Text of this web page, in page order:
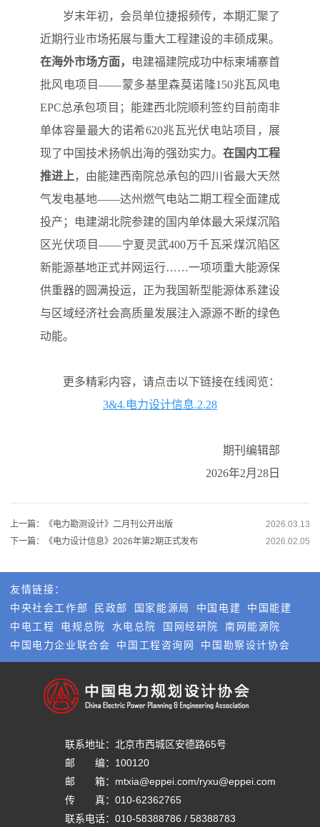
岁末年初，会员单位捷报频传，本期汇聚了
近期行业市场拓展与重大工程建设的丰硕成果。
在海外市场方面，
电建福建院成功中标柬埔寨首
批风电项目——蒙多基里森莫诺隆150兆瓦风电
EPC总承包项目；能建西北院顺利签约目前南非
单体容量最大的诺希620兆瓦光伏电站项目，展
现了中国技术扬帆出海的强劲实力。 在国内工程
推进上，由能建西南院总承包的四川省最大天然
气发电基地——达州燃气电站二期工程全面建成
投产；电建湖北院参建的国内单体最大采煤沉陷
区光伏项目——宁夏灵武400万千瓦采煤沉陷区
新能源基地正式并网运行……一项项重大能源保
供重器的圆满投运，正为我国新型能源体系建设
与区域经济社会高质量发展注入源源不断的绿色
动能。
更多精彩内容，请点击以下链接在线阅览：
3&4.电力设计信息.2.28
期刊编辑部
2026年2月28日
2026.03.13
上一篇：《电力勘测设计》二月刊公开出版
2026.02.05
下一篇：《电力设计信息》2026年第2期正式发布
友情链接：
中央社会工作部
民政部 国家能源局 中国电建
中国能建
中电工程
电规总院 水电总院 国网经研院
南网能源院
中国电力企业联合会
中国工程咨询网 中国勘察设计协会
联系地址： 北京市西城区安德路65号
邮       编： 100120
邮       箱： mtxia@eppei.com/ryxu@eppei.com
传       真： 010-62362765
联系电话： 010-58388786 / 58388783